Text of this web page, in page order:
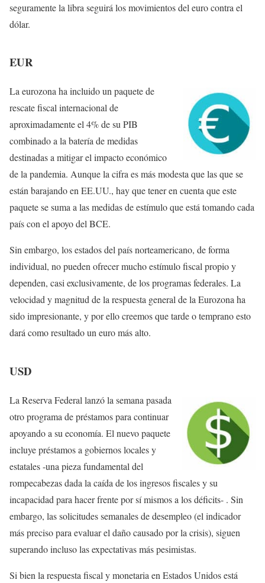
seguramente la libra seguirá los movimientos del euro contra el
dólar.
EUR
La eurozona ha incluido un paquete de
rescate fiscal internacional de
aproximadamente el 4% de su PIB
combinado a la batería de medidas
destinadas a mitigar el impacto económico
de la pandemia. Aunque la cifra es más modesta que las que se
están barajando en EE.UU., hay que tener en cuenta que este
paquete se suma a las medidas de estímulo que está tomando cada
país con el apoyo del BCE.
Sin embargo, los estados del país norteamericano, de forma
individual, no pueden ofrecer mucho estímulo fiscal propio y
dependen, casi exclusivamente, de los programas federales. La
velocidad y magnitud de la respuesta general de la Eurozona ha
sido impresionante, y por ello creemos que tarde o temprano esto
dará como resultado un euro más alto.
USD
La Reserva Federal lanzó la semana pasada
otro programa de préstamos para continuar
apoyando a su economía. El nuevo paquete
incluye préstamos a gobiernos locales y
estatales -una pieza fundamental del
rompecabezas dada la caída de los ingresos fiscales y su
incapacidad para hacer frente por sí mismos a los déficits- . Sin
embargo, las solicitudes semanales de desempleo (el indicador
más preciso para evaluar el daño causado por la crisis), siguen
superando incluso las expectativas más pesimistas.
Si bien la respuesta fiscal y monetaria en Estados Unidos está